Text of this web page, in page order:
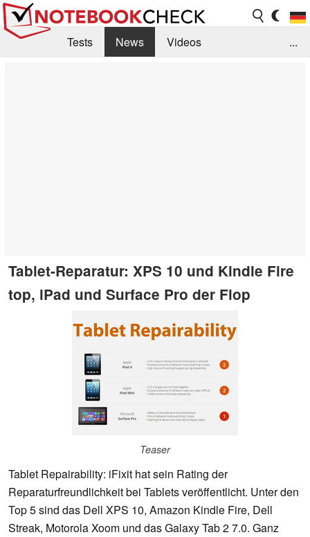
Tests News
Videos
...
Tablet-Reparatur: XPS 10 und Kindle Fire
top, iPad und Surface Pro der Flop
Teaser
Tablet Repairability: iFixit hat sein Rating der
Reparaturfreundlichkeit bei Tablets veröffentlicht. Unter den
Top 5 sind das Dell XPS 10, Amazon Kindle Fire, Dell
Streak, Motorola Xoom und das Galaxy Tab 2 7.0. Ganz